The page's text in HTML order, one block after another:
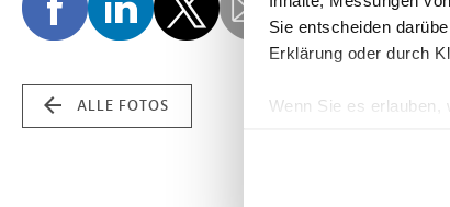
Sie entscheiden
Erklärung oder durch
Wenn Sie es erlauben,
Erfahren Sie mehr
ALLE FOTOS